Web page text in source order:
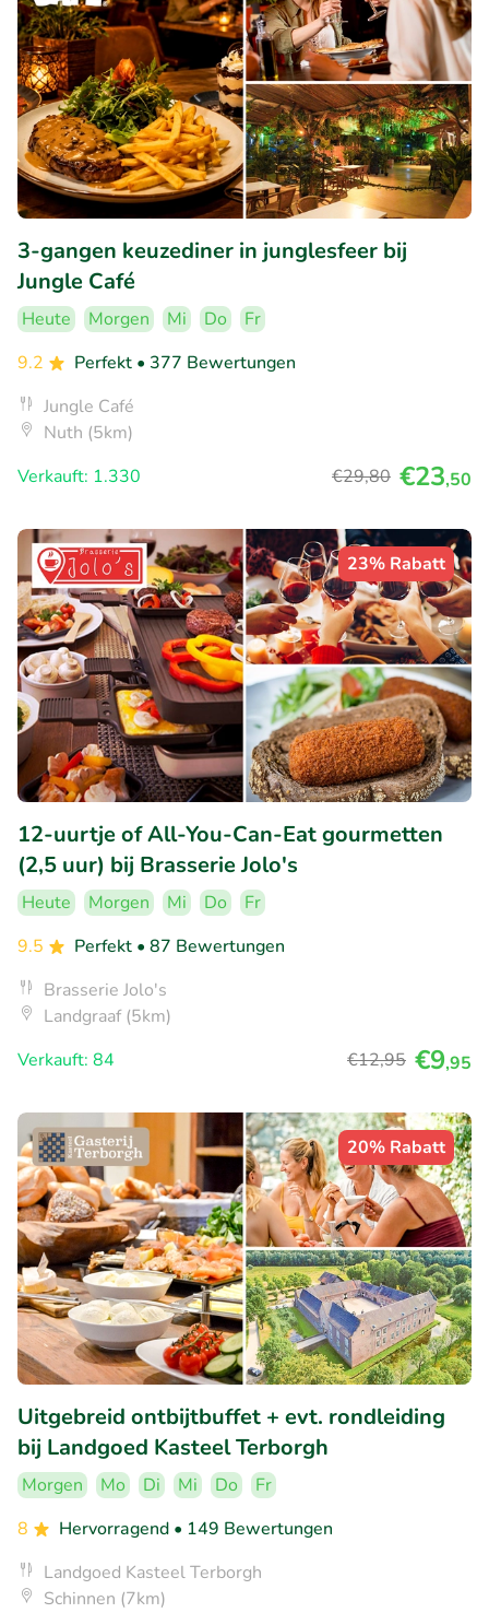
3-gangen keuzediner in junglesfeer bij
Jungle Café
Heute Morgen Mi Do
Fr
9.2
Perfekt • 377 Bewertungen
Jungle Café
Nuth (5km)
Verkauft: 1.330
€29,80 €23,50
23% Rabatt
12-uurtje of All-You-Can-Eat gourmetten
(2,5 uur) bij Brasserie Jolo's
Heute Morgen Mi Do
Fr
9.5
Perfekt • 87 Bewertungen
Brasserie Jolo's
Landgraaf (5km)
Verkauft: 84
€12,95 €9,95
20% Rabatt
Uitgebreid ontbijtbuffet + evt. rondleiding
bij Landgoed Kasteel Terborgh
Morgen Mo Di Mi Do
Fr
8
Hervorragend • 149 Bewertungen
Landgoed Kasteel Terborgh
Schinnen (7km)